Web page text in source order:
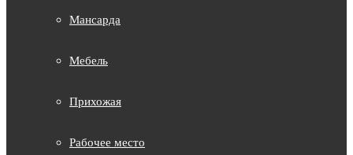
Мансарда
Мебель
Прихожая
Рабочее место